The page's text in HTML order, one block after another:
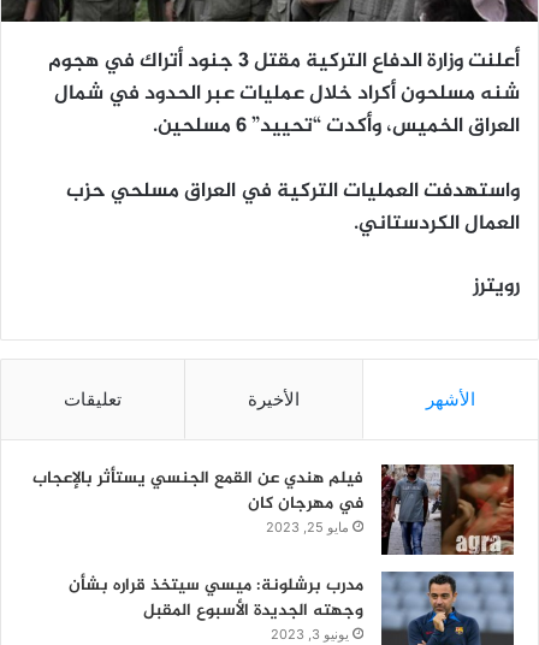
أعلنت وزارة الدفاع التركية مقتل 3 جنود أتراك في هجوم
شنه مسلحون أكراد خلال عمليات عبر الحدود في شمال
العراق الخميس، وأكدت “تحييد” 6 مسلحين.
واستهدفت العمليات التركية في العراق مسلحي حزب
العمال الكردستاني.
رويترز
الأشهر الأخيرة تعليقات
فيلم هندي عن القمع الجنسي يستأثر بالإعجاب
في مهرجان كان
مايو 25, 2023
مدرب برشلونة: ميسي سيتخذ قراره بشأن
وجهته الجديدة الأسبوع المقبل
يونيو 3, 2023